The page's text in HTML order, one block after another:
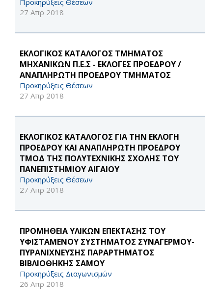
Προκηρύξεις Θέσεων
27 Απρ 2018
ΕΚΛΟΓΙΚΟΣ ΚΑΤΑΛΟΓΟΣ ΤΜΗΜΑΤΟΣ
ΜΗΧΑΝΙΚΩΝ Π.Ε.Σ - ΕΚΛΟΓΕΣ ΠΡΟΕΔΡΟΥ /
ΑΝΑΠΛΗΡΩΤΗ ΠΡΟΕΔΡΟΥ ΤΜΗΜΑΤΟΣ
Προκηρύξεις Θέσεων
27 Απρ 2018
ΕΚΛΟΓΙΚΟΣ ΚΑΤΑΛΟΓΟΣ ΓΙΑ ΤΗΝ ΕΚΛΟΓΗ
ΠΡΟΕΔΡΟΥ ΚΑΙ ΑΝΑΠΛΗΡΩΤΗ ΠΡΟΕΔΡΟΥ
ΤΜΟΔ ΤΗΣ ΠΟΛΥΤΕΧΝΙΚΗΣ ΣΧΟΛΗΣ ΤΟΥ
ΠΑΝΕΠΙΣΤΗΜΙΟΥ ΑΙΓΑΙΟΥ
Προκηρύξεις Θέσεων
27 Απρ 2018
ΠΡΟΜΗΘΕΙΑ ΥΛΙΚΩΝ ΕΠΕΚΤΑΣΗΣ ΤΟΥ
ΥΦΙΣΤΑΜΕΝΟΥ ΣΥΣΤΗΜΑΤΟΣ ΣΥΝΑΓΕΡΜΟΥ-
ΠΥΡΑΝΙΧΝΕΥΣΗΣ ΠΑΡΑΡΤΗΜΑΤΟΣ
ΒΙΒΛΙΟΘΗΚΗΣ ΣΑΜΟΥ
Προκηρύξεις Διαγωνισμών
26 Απρ 2018